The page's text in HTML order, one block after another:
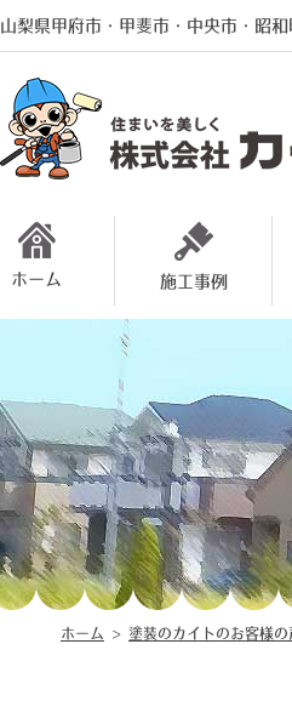
山梨県甲府市・甲斐市・中央市・昭
ホーム 施工事例
ホーム > 塗装のカイトのお客様の